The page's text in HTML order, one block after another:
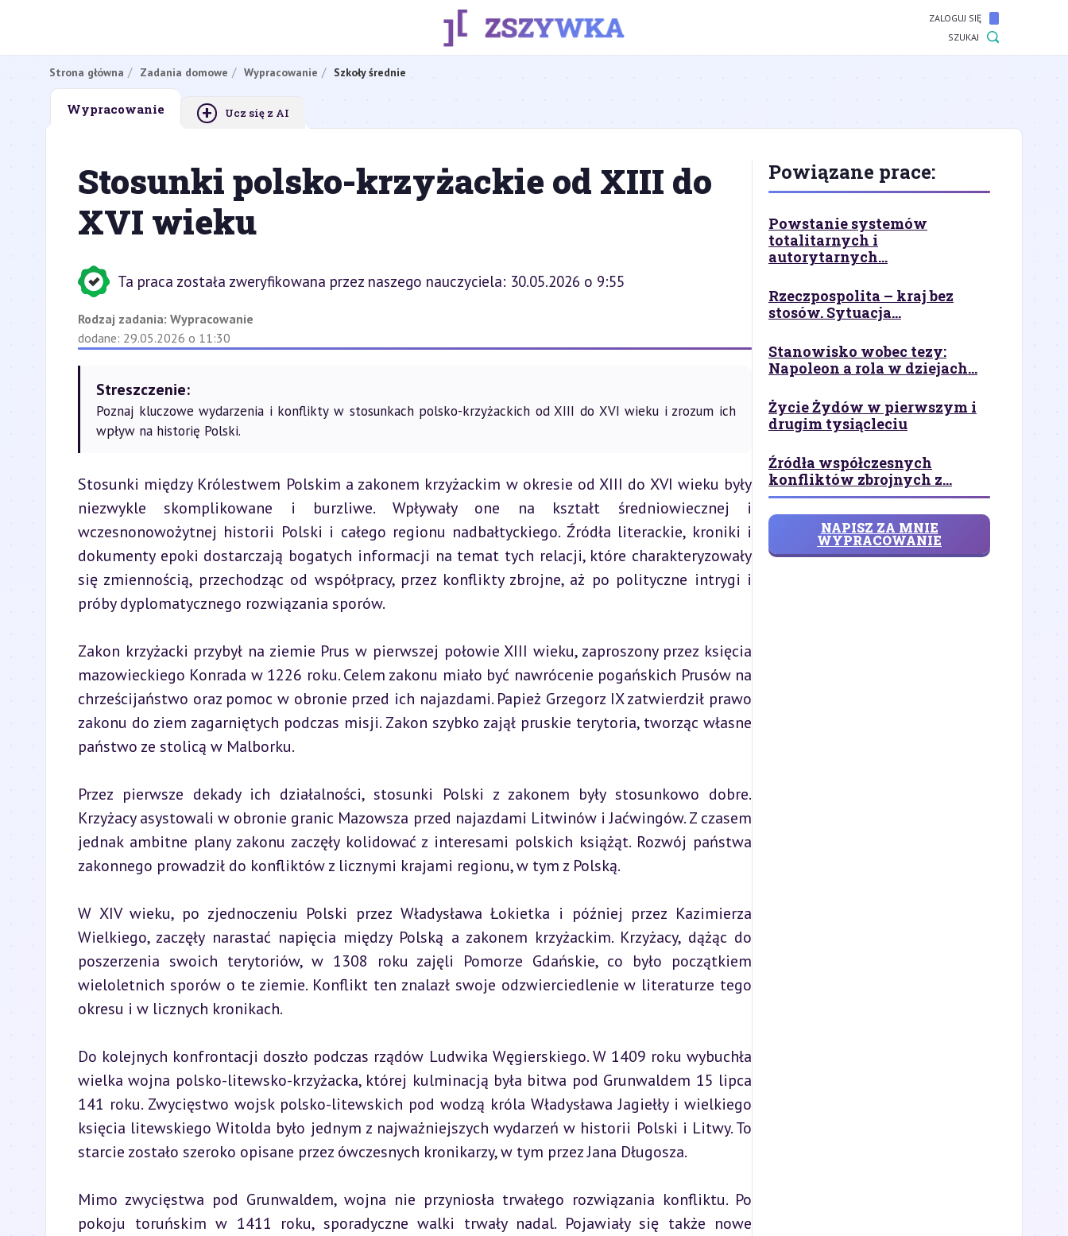
ZALOGUJ SIĘ
SZUKAJ
Strona główna Zadania domowe Wypracowanie Szkoły średnie
Wypracowanie + Ucz się z AI
Stosunki polsko-krzyżackie od XIII do
XVI wieku
Ta praca została zweryfikowana przez naszego nauczyciela: 30.05.2026 o 9:55
Rodzaj zadania: Wypracowanie
dodane: 29.05.2026 o 11:30
Streszczenie:
Poznaj kluczowe wydarzenia i konflikty w stosunkach polsko-krzyżackich od XIII do XVI wieku i zrozum ich
wpływ na historię Polski.
Stosunki między Królestwem Polskim a zakonem krzyżackim w okresie od XIII do XVI wieku były
niezwykle skomplikowane i burzliwe. Wpływały one na kształt średniowiecznej i
wczesnonowożytnej historii Polski i całego regionu nadbałtyckiego. Źródła literackie, kroniki i
dokumenty epoki dostarczają bogatych informacji na temat tych relacji, które charakteryzowały
się zmiennością, przechodząc od współpracy, przez konflikty zbrojne, aż po polityczne intrygi i
próby dyplomatycznego rozwiązania sporów.
Zakon krzyżacki przybył na ziemie Prus w pierwszej połowie XIII wieku, zaproszony przez księcia
mazowieckiego Konrada w 1226 roku. Celem zakonu miało być nawrócenie pogańskich Prusów na
chrześcijaństwo oraz pomoc w obronie przed ich najazdami. Papież Grzegorz IX zatwierdził prawo
zakonu do ziem zagarniętych podczas misji. Zakon szybko zajął pruskie terytoria, tworząc własne
państwo ze stolicą w Malborku.
Przez pierwsze dekady ich działalności, stosunki Polski z zakonem były stosunkowo dobre.
Krzyżacy asystowali w obronie granic Mazowsza przed najazdami Litwinów i Jaćwingów. Z czasem
jednak ambitne plany zakonu zaczęły kolidować z interesami polskich książąt. Rozwój państwa
zakonnego prowadził do konfliktów z licznymi krajami regionu, w tym z Polską.
W XIV wieku, po zjednoczeniu Polski przez Władysława Łokietka i później przez Kazimierza
Wielkiego, zaczęły narastać napięcia między Polską a zakonem krzyżackim. Krzyżacy, dążąc do
poszerzenia swoich terytoriów, w 1308 roku zajęli Pomorze Gdańskie, co było początkiem
wieloletnich sporów o te ziemie. Konflikt ten znalazł swoje odzwierciedlenie w literaturze tego
okresu i w licznych kronikach.
Do kolejnych konfrontacji doszło podczas rządów Ludwika Węgierskiego. W 1409 roku wybuchła
wielka wojna polsko-litewsko-krzyżacka, której kulminacją była bitwa pod Grunwaldem 15 lipca
141 roku. Zwycięstwo wojsk polsko-litewskich pod wodzą króla Władysława Jagiełły i wielkiego
księcia litewskiego Witolda było jednym z najważniejszych wydarzeń w historii Polski i Litwy. To
starcie zostało szeroko opisane przez ówczesnych kronikarzy, w tym przez Jana Długosza.
Mimo zwycięstwa pod Grunwaldem, wojna nie przyniosła trwałego rozwiązania konfliktu. Po
pokoju toruńskim w 1411 roku, sporadyczne walki trwały nadal. Pojawiały się także nowe
Powiązane prace:
Powstanie systemów
totalitarnych i
autorytarnych...
Rzeczpospolita – kraj bez
stosów. Sytuacja...
Stanowisko wobec tezy:
Napoleon a rola w dziejach...
Życie Żydów w pierwszym i
drugim tysiącleciu
Źródła współczesnych
konfliktów zbrojnych z...
NAPISZ ZA MNIE
WYPRACOWANIE